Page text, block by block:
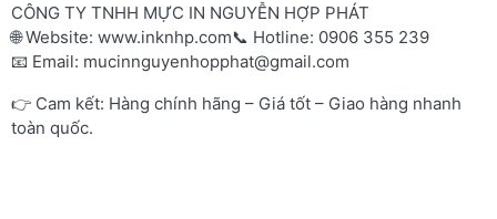
CÔNG TY TNHH MỰC IN NGUYỄN HỢP PHÁT
🌐 Website: www.inknhp.com📞 Hotline: 0906 355 239
📧 Email: mucinnguyenhopphat@gmail.com
👉 Cam kết: Hàng chính hãng – Giá tốt – Giao hàng nhanh
toàn quốc.